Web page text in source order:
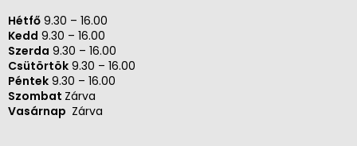
Hétfő 9.30 – 16.00
Kedd 9.30 – 16.00
Szerda 9.30 – 16.00
Csütörtök 9.30 – 16.00
Péntek 9.30 – 16.00
Szombat Zárva
Vasárnap Zárva